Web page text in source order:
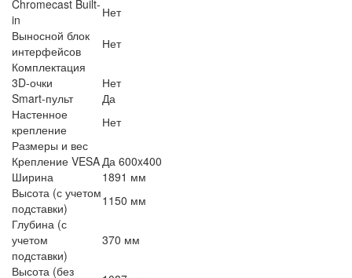
Chromecast Built-
in
Нет
Выносной блок
интерфейсов
Нет
Комплектация
3D-очки
Нет
Smart-пульт
Да
Настенное
крепление
Нет
Размеры и вес
Крепление VESA Да 600x400
Ширина
1891 мм
Высота (с учетом
подставки)
1150 мм
Глубина (с
учетом
подставки)
370 мм
Высота (без